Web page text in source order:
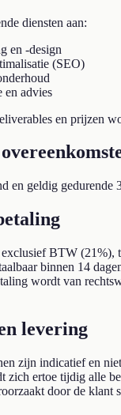
diensten aan:
en -design
(SEO)
en advies
en prijzen
en geldig gedurende
BTW (21%),
binnen 14
wordt van
levering
zijn indicatief en
zich ertoe tijdig alle
door de klant